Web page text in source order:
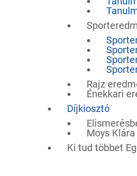
Rajz
Énekkari
Díjkiosztó
Moys
Ki tud többet